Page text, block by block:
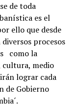
de toda
es el
ello que desde
procesos
como la
medio
lograr cada
de Gobierno